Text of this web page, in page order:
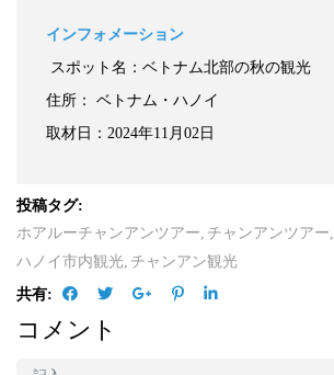
インフォメーション
スポット名：ベトナム北部の秋の観光
住所：
ベトナム・ハノイ
取材日： 2024年11 月02日
投稿タグ:
ホアルーチャンアンツアー, チャンアンツアー,
ハノイ市内観光, チャンアン観光
共有:
コメント